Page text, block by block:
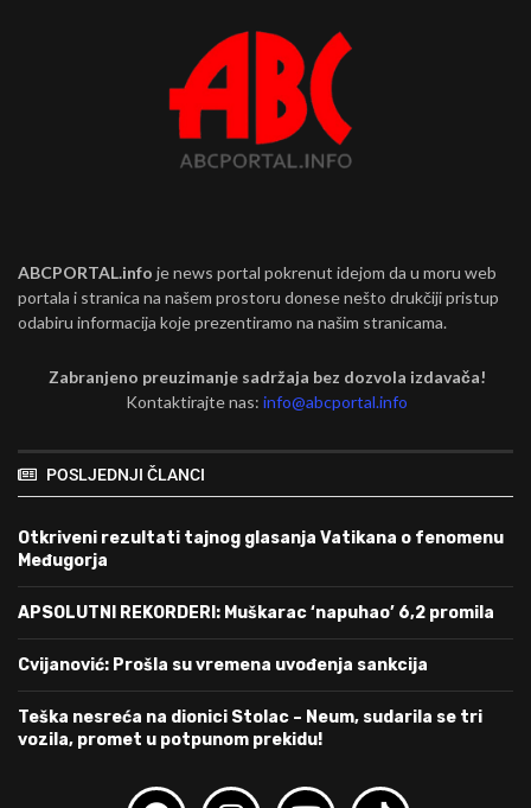
ABCPORTAL.info je news portal pokrenut idejom da u moru web
portala i stranica na našem prostoru donese nešto drukčiji pristup
odabiru informacija koje prezentiramo na našim stranicama.
Zabranjeno preuzimanje sadržaja bez dozvola izdavača!
Kontaktirajte nas:info@abcportal.info
POSLJEDNJI ČLANCI
Otkriveni rezultati tajnog glasanja Vatikana o fenomenu
Međugorja
APSOLUTNI REKORDERI: Muškarac ‘napuhao’ 6,2 promila
Cvijanović: Prošla su vremena uvođenja sankcija
Teška nesreća na dionici Stolac – Neum, sudarila se tri
vozila, promet u potpunom prekidu!